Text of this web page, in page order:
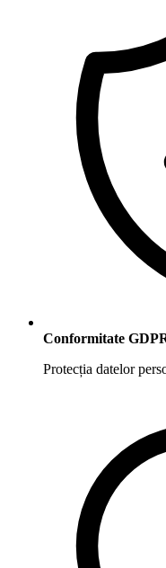
Conformitate
Protecția datelor